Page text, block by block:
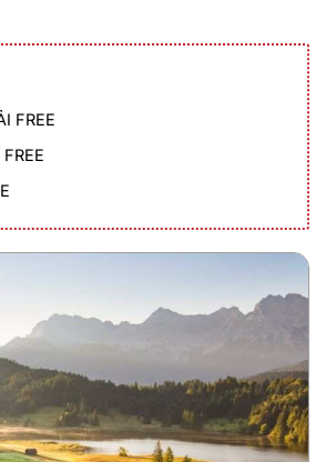
FREE